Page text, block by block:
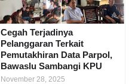
Cegah Terjadinya
Pelanggaran Terkait
Pemutakhiran Data Parpol,
Bawaslu Sambangi KPU
November 28, 2025